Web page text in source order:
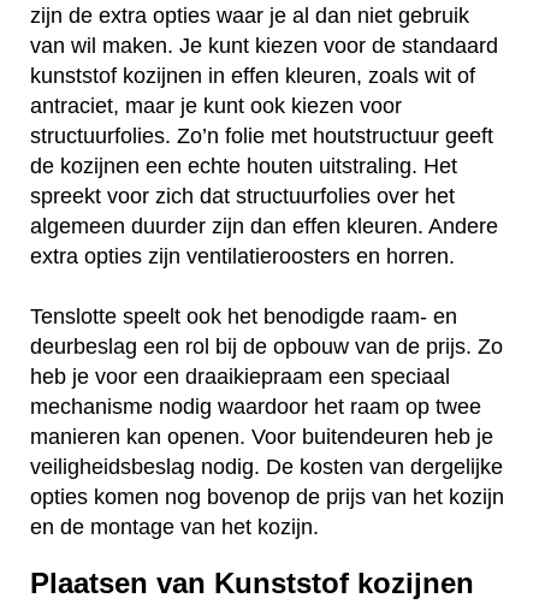
zijn de extra opties waar je al dan niet gebruik
van wil maken. Je kunt kiezen voor de standaard
kunststof kozijnen in effen kleuren, zoals wit of
antraciet, maar je kunt ook kiezen voor
structuurfolies. Zo’n folie met houtstructuur geeft
de kozijnen een echte houten uitstraling. Het
spreekt voor zich dat structuurfolies over het
algemeen duurder zijn dan effen kleuren. Andere
extra opties zijn ventilatieroosters en horren.
Tenslotte speelt ook het benodigde raam- en
deurbeslag een rol bij de opbouw van de prijs. Zo
heb je voor een draaikiepraam een speciaal
mechanisme nodig waardoor het raam op twee
manieren kan openen. Voor buitendeuren heb je
veiligheidsbeslag nodig. De kosten van dergelijke
opties komen nog bovenop de prijs van het kozijn
en de montage van het kozijn.
Plaatsen van Kunststof kozijnen